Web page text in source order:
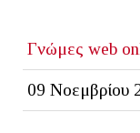
Γνώμες web
09 Νοεμβρίου